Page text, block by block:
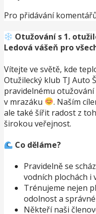
příspěvek
Pro přidávání
Otužování s 1.
Ledová vášeň pro
Vítejte ve světě, kde
Otužilecký klub TJ Auto
pravidelnému otužování
v mrazáku
. Naším
ale také šířit radost z
širokou veřejnost.
Co děláme?
Pravidelně se
vodních plochách i
Trénujeme nejen
odolnost a
Někteří naši